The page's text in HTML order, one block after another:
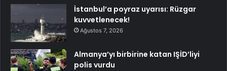
İstanbul’a poyraz uyarısı: Rüzgar
kuvvetlenecek!
Ağustos 7, 2026
Almanya’yı birbirine katan IŞİD’liyi
polis vurdu